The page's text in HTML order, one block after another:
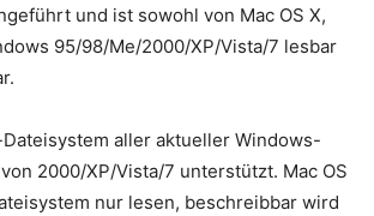
und ist sowohl von Mac OS X,
95/98/Me/2000/XP/Vista/7 lesbar
aller aktueller Windows-
2000/XP/Vista/7 unterstützt. Mac OS
nur lesen, beschreibbar wird